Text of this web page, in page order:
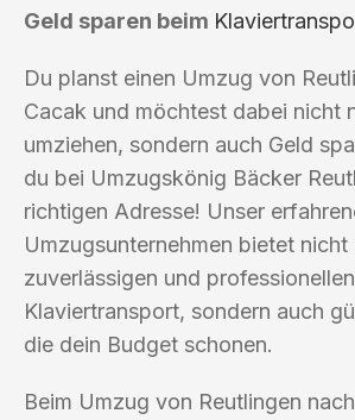
Geld sparen beim
Du planst einen Umzug von
Cacak und möchtest dabei nicht
umziehen, sondern auch Geld
du bei Umzugskönig Bäcker
richtigen Adresse! Unser
Umzugsunternehmen bietet nicht
zuverlässigen und professionellen
Klaviertransport, sondern auch
die dein Budget schonen.
Beim Umzug von Reutlingen